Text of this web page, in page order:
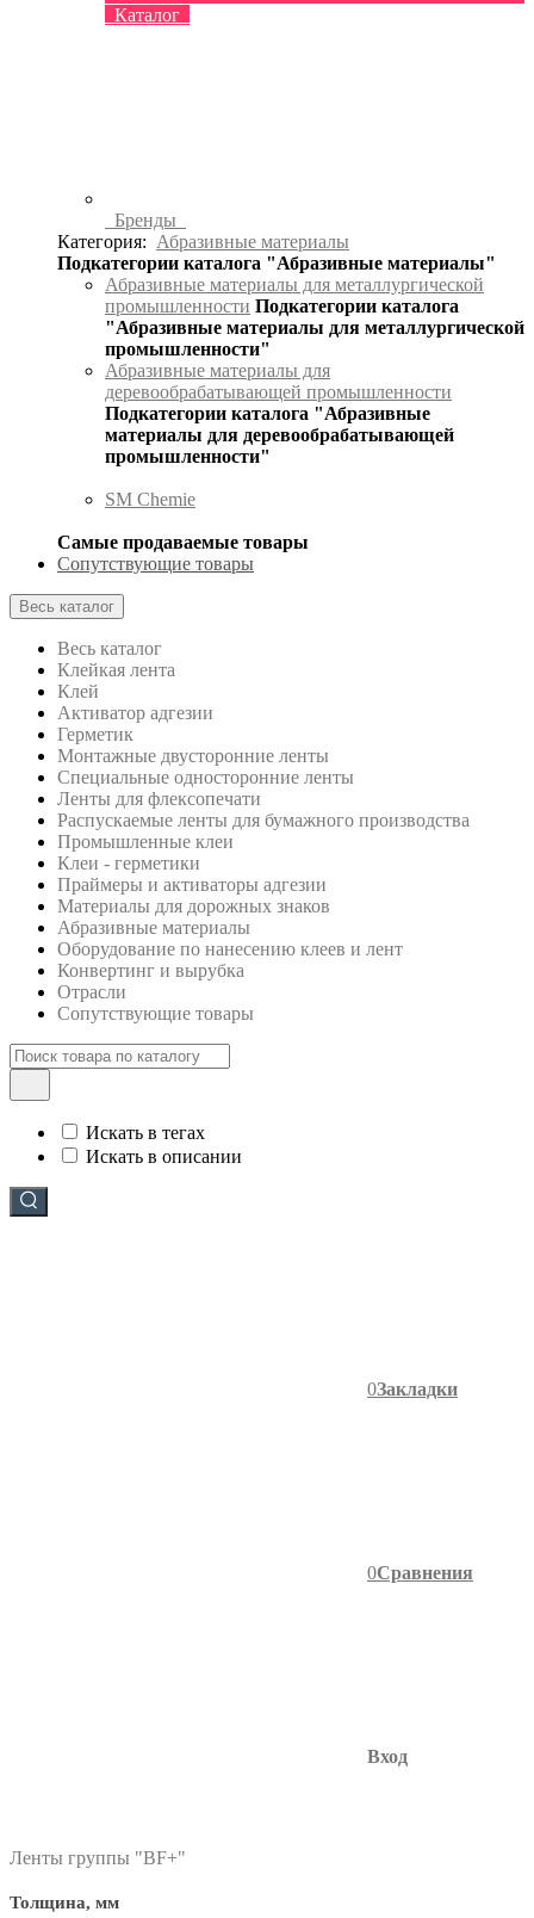
Каталог
Бренды
Категория: Абразивные материалы
Подкатегории каталога "Абразивные материалы"
Абразивные материалы для металлургической
промышленности Подкатегории каталога
"Абразивные материалы для металлургической
промышленности"
Абразивные материалы для
деревообрабатывающей промышленности
Подкатегории каталога "Абразивные
материалы для деревообрабатывающей
промышленности"
SM Chemie
Самые продаваемые товары
Сопутствующие товары
Весь каталог
Весь каталог
Клейкая лента
Клей
Активатор адгезии
Герметик
Монтажные двусторонние ленты
Специальные односторонние ленты
Ленты для флексопечати
Распускаемые ленты для бумажного производства
Промышленные клеи
Клеи - герметики
Праймеры и активаторы адгезии
Материалы для дорожных знаков
Абразивные материалы
Оборудование по нанесению клеев и лент
Конвертинг и вырубка
Отрасли
Сопутствующие товары
Искать в тегах
Искать в описании
0Закладки
0Сравнения
Вход
Ленты группы "BF+"
Толщина, мм